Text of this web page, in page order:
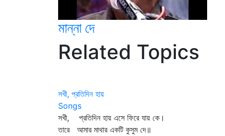
মান্না দে
Related Topics
সখী, প্রতিদিন হায়
Songs
সখী, প্রতিদিন হায় এসে ফিরে যায় কে।
তারে আমার মাথার একটি কুসুম দে॥